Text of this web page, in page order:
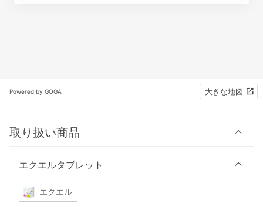
Powered by GOGA 大きな地図
取り扱い商品
エクエルタブレット
エクエル